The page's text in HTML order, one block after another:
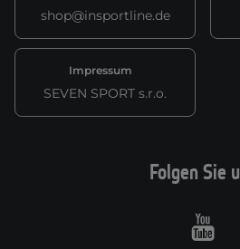
shop@insportline.de
Impressum
SEVEN SPORT s.r.o.
Folgen Sie